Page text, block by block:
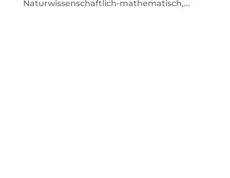
Naturwissenschaftlich-mathematisch,...